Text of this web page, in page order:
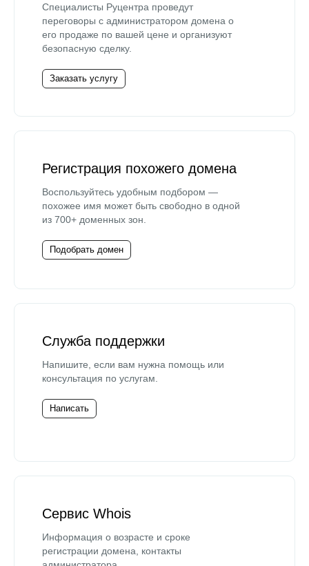
Специалисты Руцентра проведут
переговоры с администратором домена о
его продаже по вашей цене и организуют
безопасную сделку.
Заказать услугу
Регистрация похожего домена
Воспользуйтесь удобным подбором —
похожее имя может быть свободно в одной
из 700+ доменных зон.
Подобрать домен
Служба поддержки
Напишите, если вам нужна помощь или
консультация по услугам.
Написать
Сервис Whois
Информация о возрасте и сроке
регистрации домена, контакты